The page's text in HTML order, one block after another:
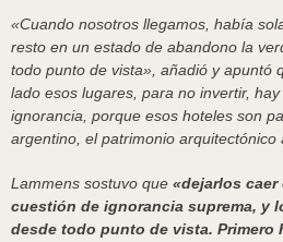
«Cuando nosotros llegamos, había
resto en un estado de abandono la
todo punto de vista», añadió y apuntó
lado esos lugares, para no invertir,
ignorancia, porque esos hoteles son
argentino, el patrimonio arquitectónico
Lammens sostuvo que «dejarlos caer
cuestión de ignorancia suprema, y
desde todo punto de vista. Primero